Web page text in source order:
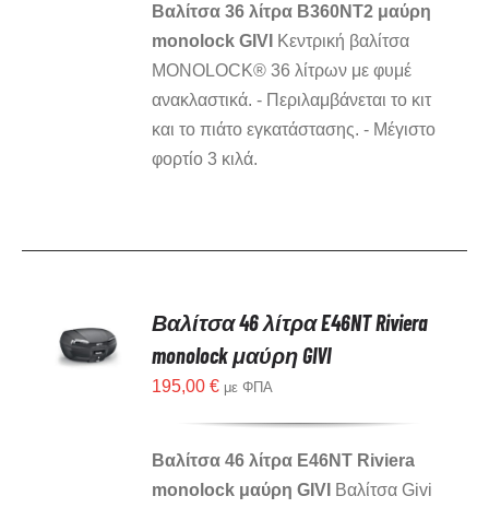
Βαλίτσα 36 λίτρα B360NT2 μαύρη
monolock GIVI Κεντρική βαλίτσα
MONOLOCK® 36 λίτρων με φυμέ
ανακλαστικά. - Περιλαμβάνεται το κιτ
και το πιάτο εγκατάστασης. - Μέγιστο
φορτίο 3 κιλά.
Βαλίτσα 46 λίτρα E46NT Riviera
monolock μαύρη GIVI
195,00€ με ΦΠΑ
Βαλίτσα 46 λίτρα E46NT Riviera
monolock μαύρη GIVI Βαλίτσα Givi